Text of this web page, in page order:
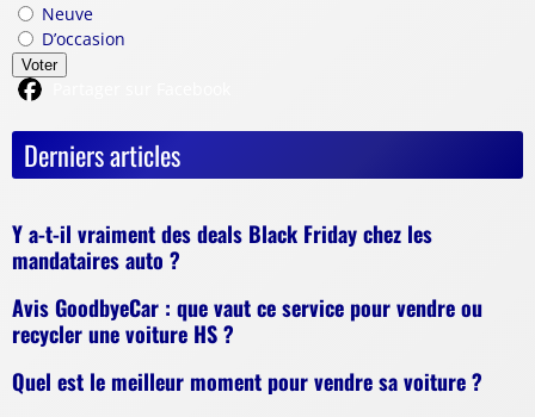
Neuve
D’occasion
Voter
Derniers articles
Y a-t-il vraiment des deals Black Friday chez les
mandataires auto ?
Avis GoodbyeCar : que vaut ce service pour vendre ou
recycler une voiture HS ?
Quel est le meilleur moment pour vendre sa voiture ?